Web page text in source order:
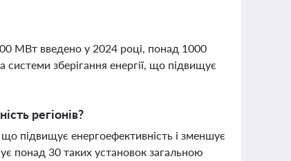
МВт введено у 2024 році, понад 1000
системи зберігання енергії, що підвищує
регіонів?
підвищує енергоефективність і зменшує
понад 30 таких установок загальною